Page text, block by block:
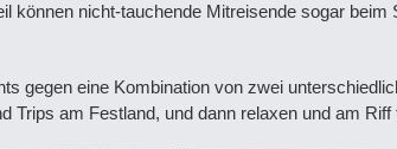
können nicht-tauchende Mitreisende sogar beim
gegen eine Kombination von zwei
Trips am Festland, und dann relaxen und am Riff